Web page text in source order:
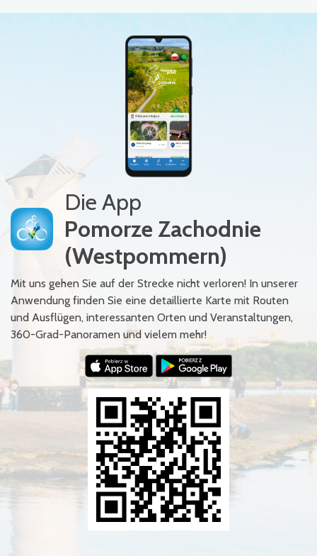
Die App
Pomorze Zachodnie
(Westpommern)
Mit uns gehen Sie auf der Strecke nicht verloren! In unserer
Anwendung finden Sie eine detaillierte Karte mit Routen
und Ausflügen, interessanten Orten und Veranstaltungen,
360-Grad-Panoramen und vielem mehr!